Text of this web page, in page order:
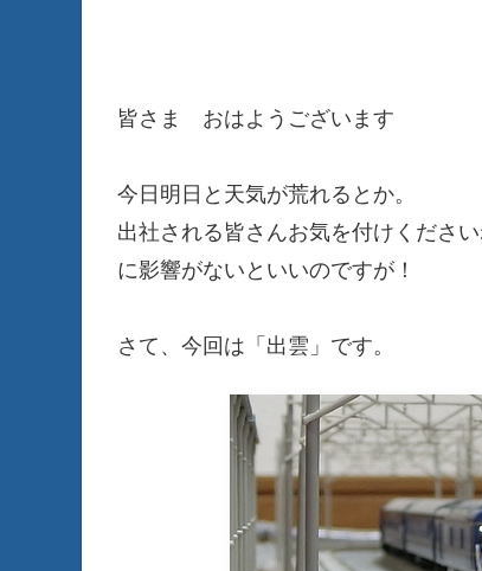
皆さま おはようございます
今日明日と天気が荒れるとか。
出社される皆さんお気を付けくださ
に影響がないといいのですが！
さて、今回は「出雲」です。